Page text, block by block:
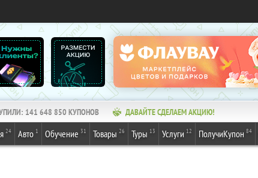
141 648 850КУПОНОВ ДАВАЙТЕ СДЕЛАЕМ АКЦИЮ!
24 Авто 1 Обучение 31 Товары 26 Туры 13 Услуги 12 ПолучиКупон 84